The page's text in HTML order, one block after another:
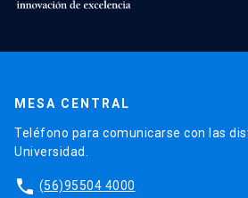
MESA CENTRAL
Teléfono para comunicarse con las
Universidad.
phone (56)95504 4000